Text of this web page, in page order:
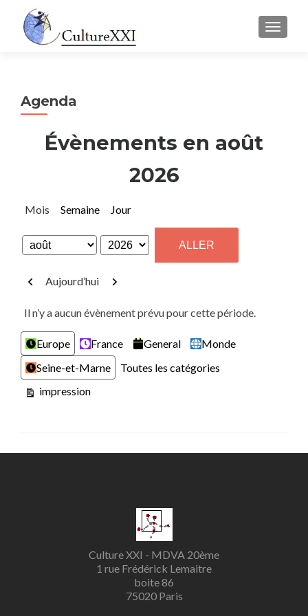
Agenda
Évènements en août
2026
Mois Semaine Jour
Mois
Année
Précédent
Aujourd’hui Suivant
Il n’y a aucun évènement prévu pour cette période.
Catégories
Europe France General
Monde
Seine-et-Marne
Toutes les catégories
Vue
impression
Culture XXI - MDVA 20ème
1 rue Frédérick Lemaitre
boite 86
75020 Paris